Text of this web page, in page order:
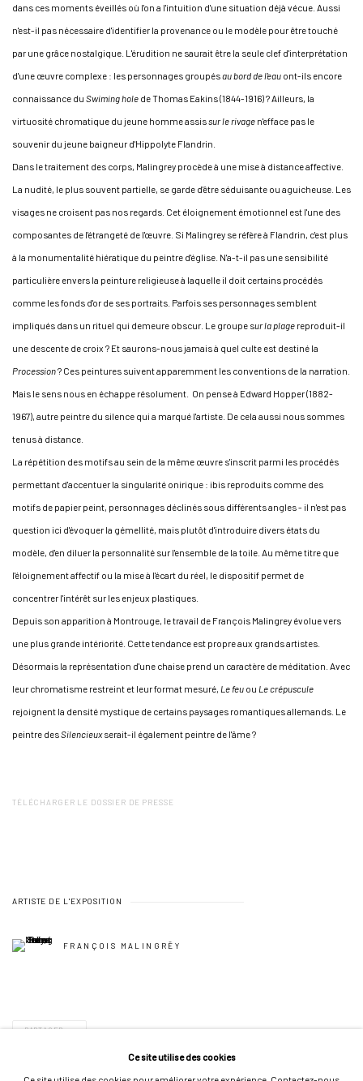
dans ces moments éveillés où l'on a l'intuition d'une situation déjà vécue. Aussi
n'est-il pas nécessaire d'identifier la provenance ou le modèle pour être touché
par une grâce nostalgique. L'érudition ne saurait être la seule clef d'interprétation
d'une œuvre complexe : les personnages groupésau bord de l'eau ont-ils encore
connaissance du Swiming hole de Thomas Eakins (1844-1916) ? Ailleurs, la
virtuosité chromatique du jeune homme assissur le rivage n'efface pas le
souvenir du jeune baigneur d'Hippolyte Flandrin.
Dans le traitement des corps, Malingrey procède à une mise à distance affective.
La nudité, le plus souvent partielle, se garde d'être séduisante ou aguicheuse. Les
visages ne croisent pas nos regards. Cet éloignement émotionnel est l'une des
composantes de l'étrangeté de l'œuvre. Si Malingrey se réfère à Flandrin, c'est plus
à la monumentalité hiératique du peintre d'église. N'a-t-il pas une sensibilité
particulière envers la peinture religieuse à laquelle il doit certains procédés
comme les fonds d'or de ses portraits. Parfois ses personnages semblent
impliqués dans un rituel qui demeure obscur. Le groupe sur la plage reproduit-il
une descente de croix ? Et saurons-nous jamais à quel culte est destiné la
Procession? Ces peintures suivent apparemment les conventions de la narration.
Mais le sens nous en échappe résolument. On pense à Edward Hopper (1882-
1967), autre peintre du silence qui a marqué l'artiste. De cela aussi nous sommes
tenus à distance.
La répétition des motifs au sein de la même œuvre s'inscrit parmi les procédés
permettant d'accentuer la singularité onirique : ibis reproduits comme des
motifs de papier peint, personnages déclinés sous différents angles - il n'est pas
question ici d'évoquer la gémellité, mais plutôt d'introduire divers états du
modèle, d'en diluer la personnalité sur l'ensemble de la toile. Au même titre que
l'éloignement affectif ou la mise à l'écart du réel, le dispositif permet de
concentrer l'intérêt sur les enjeux plastiques.
Depuis son apparition à Montrouge, le travail de François Malingrey évolue vers
une plus grande intériorité. Cette tendance est propre aux grands artistes.
Désormais la représentation d'une chaise prend un caractère de méditation. Avec
leur chromatisme restreint et leur format mesuré, Le feu ou Le crépuscule
rejoignent la densité mystique de certains paysages romantiques allemands. Le
peintre desSilencieuxserait-il également peintre de l'âme ?
TÉLÉCHARGER LE DOSSIER DE PRESSE
ARTISTE DE L'EXPOSITION
FRANÇOIS MALINGRËY
PARTAGER
Ce site utilise des cookies